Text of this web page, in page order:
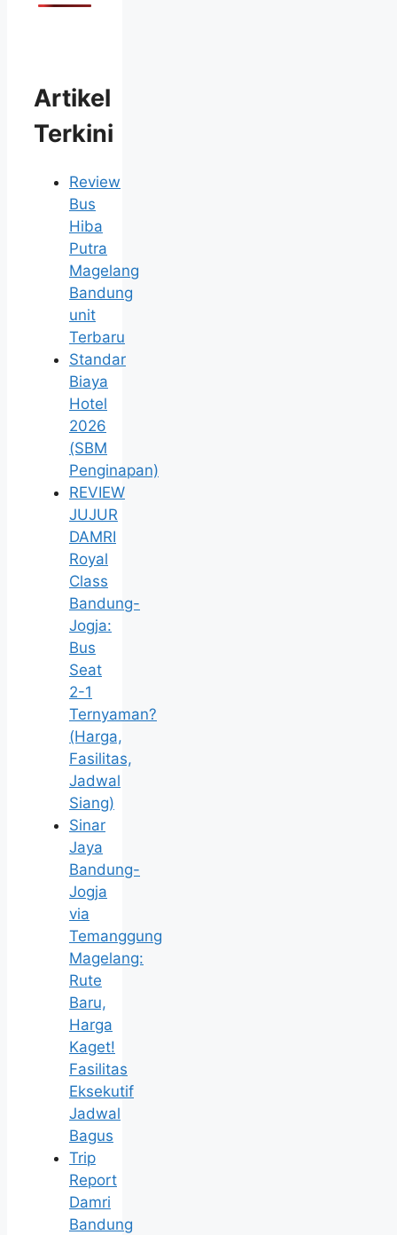
Artikel
Terkini
Review
Bus
Hiba
Putra
Magelang
Bandung
unit
Terbaru
Standar
Biaya
Hotel
2026
(SBM
Penginapan)
REVIEW
JUJUR
DAMRI
Royal
Class
Bandung-
Jogja:
Bus
Seat
2-1
Ternyaman?
(Harga,
Fasilitas,
Jadwal
Siang)
Sinar
Jaya
Bandung-
Jogja
via
Temanggung
Magelang:
Rute
Baru,
Harga
Kaget!
Fasilitas
Eksekutif
Jadwal
Bagus
Trip
Report
Damri
Bandung